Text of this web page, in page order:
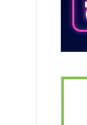
이닉스'는 사고 급등
발 해킹 공격...이번